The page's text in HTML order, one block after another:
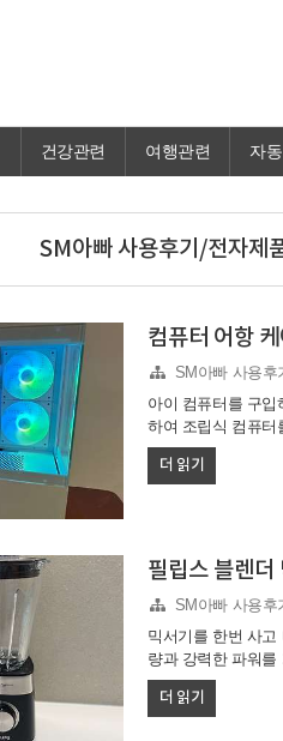
건강관련 여행관련 자
SM아빠 사용후기/전자제
컴퓨터 어항
SM아빠 사용후
아이 컴퓨터를 구
하여 조립식 컴퓨터
고 뭐고 요즘 나오
가장 많이 선택하
각기 위주로 알아보
훤이 다 보이는 케
이스 이름이 어항케
더 읽기
필립스 블렌
SM아빠 사용후
믹서기를 한번 사
량과 강력한 파워를
이번에 강력한 파워
하게 구입한 후기
더 읽기